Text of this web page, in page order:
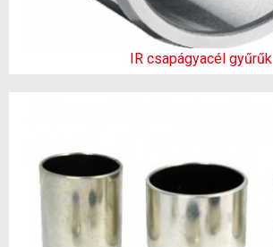
IR csapágyacél gyűrűk